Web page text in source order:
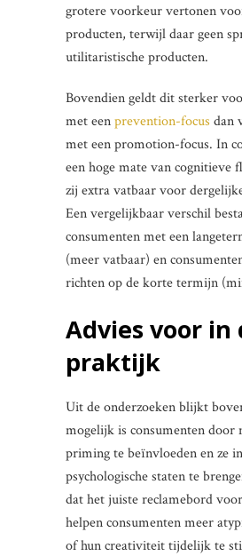
grotere voorkeur vertonen
producten, terwijl daar geen
utilitaristische producten.
Bovendien geldt dit sterker
met eenprevention-focus dan
met een promotion-focus. In
een hoge mate van cognitieve
zij extra vatbaar voor
Een vergelijkbaar verschil
consumenten met een
(meer vatbaar) en
richten op de korte termijn
Advies voor in
praktijk
Uit de onderzoeken blijkt
mogelijk is consumenten door
priming te beïnvloeden en ze
psychologische staten te
dat het juiste reclamebord
helpen consumenten meer
of hun creativiteit tijdelijk te